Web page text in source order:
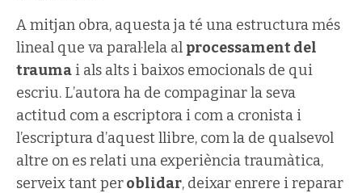
A mitjan obra, aquesta ja té una estructura més
lineal que va paral·lela al processament del
trauma i als alts i baixos emocionals de qui
escriu. L’autora ha de compaginar la seva
actitud com a escriptora i com a cronista i
l’escriptura d’aquest llibre, com la de qualsevol
altre on es relati una experiència traumàtica,
serveix tant peroblidar, deixar enrere i reparar